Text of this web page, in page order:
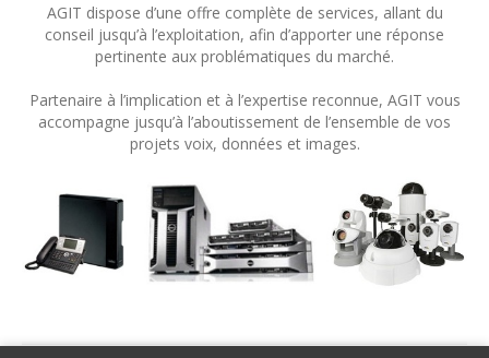
AGIT dispose d’une offre complète de services, allant du
conseil jusqu’à l’exploitation, afin d’apporter une réponse
pertinente aux problématiques du marché.
Partenaire à l’implication et à l’expertise reconnue, AGIT vous
accompagne jusqu’à l’aboutissement de l’ensemble de vos
projets voix, données et images.